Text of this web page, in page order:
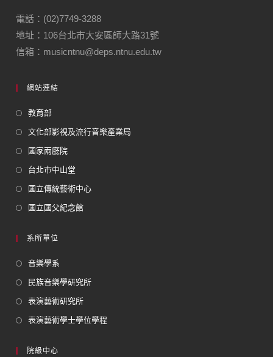
電話：(02)7749-3288
地址：106台北市大安區師大路31號
信箱：musicntnu@deps.ntnu.edu.tw
網站連結
教育部
文化部影視及流行音樂產業局
國家兩廳院
台北市中山堂
國立傳統藝術中心
國立國父紀念館
系所單位
音樂學系
民族音樂學研究所
表演藝術研究所
表演藝術學士學位學程
院級中心